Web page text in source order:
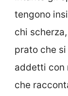
tengono
chi
prato che
addetti con
che